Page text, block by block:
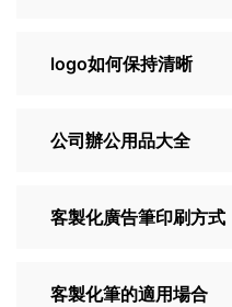
logo如何保持清晰
公司辦公用品大全
客製化廣告筆印刷方式
客製化筆的適用場合